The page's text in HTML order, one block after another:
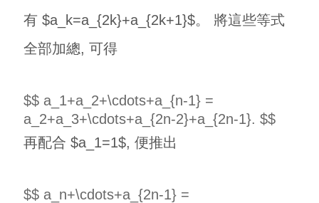
有 $a_k=a_{2k}+a_{2k+1}$。 將這些等式
全部加總, 可得
$$ a_1+a_2+\cdots+a_{n-1} =
a_2+a_3+\cdots+a_{2n-2}+a_{2n-1}. $$
再配合 $a_1=1$, 便推出
$$ a_n+\cdots+a_{2n-1} =